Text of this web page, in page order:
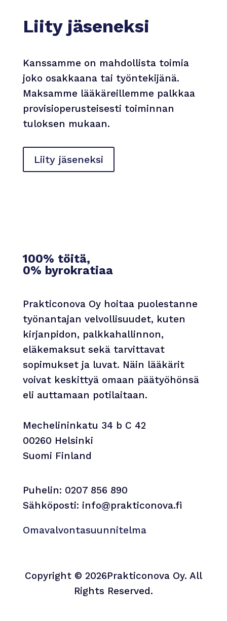
Liity jäseneksi
Kanssamme on mahdollista toimia
joko osakkaana tai työntekijänä.
Maksamme lääkäreillemme palkkaa
provisioperusteisesti toiminnan
tuloksen mukaan.
Liity jäseneksi
100% töitä,
0% byrokratiaa
Prakticonova Oy hoitaa puolestanne
työnantajan velvollisuudet, kuten
kirjanpidon, palkkahallinnon,
eläkemaksut sekä tarvittavat
sopimukset ja luvat. Näin lääkärit
voivat keskittyä omaan päätyöhönsä
eli auttamaan potilaitaan.
Mechelininkatu 34 b C 42
00260 Helsinki
Suomi Finland
Puhelin: 0207 856 890
Sähköposti: info@prakticonova.fi
Omavalvontasuunnitelma
Copyright © 2026Prakticonova Oy. All
Rights Reserved.